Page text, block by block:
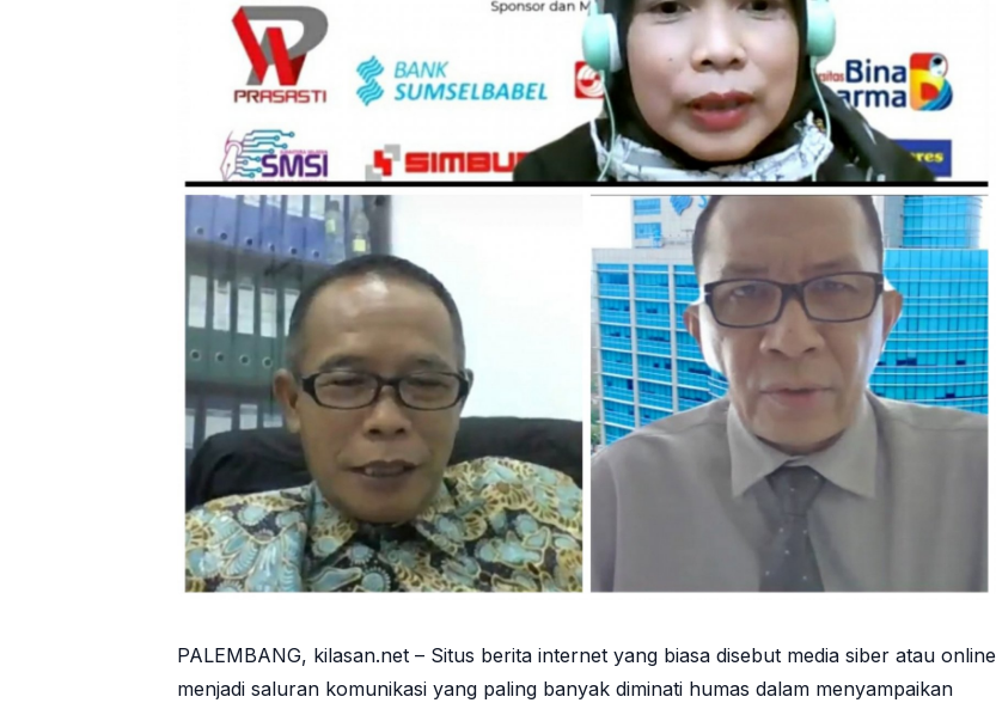
PALEMBANG, kilasan.net – Situs berita internet yang biasa disebut media siber atau online
menjadi saluran komunikasi yang paling banyak diminati humas dalam menyampaikan